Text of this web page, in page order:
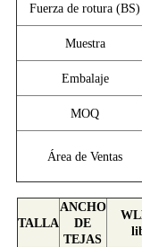
Fuerza de rotura (BS)
Muestra
Embalaje
MOQ
Área de Ventas
TALLA
ANCHO
DE
TEJAS